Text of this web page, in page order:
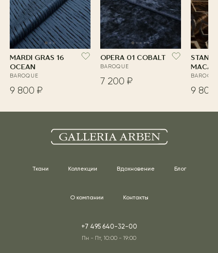
MARDI GRAS 16
OCEAN
BAROQUE
9 800 ₽
OPERA 01 COBALT
BAROQUE
7 200 ₽
9 800
Ткани Коллекции Вдохновение Блог
О компании Контакты
+7 495 640-32-00
Пн - Пт, 10:00 - 19:00